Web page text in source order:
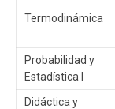
Termodinámica
Probabilidad y
Estadística I
Didáctica y